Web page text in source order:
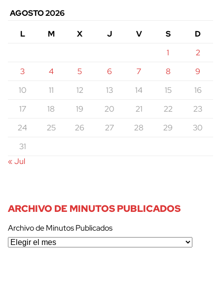
AGOSTO 2026
L
M X J V S
D
1
2
3
4 5 6 7 8
9
10
11 12 13 14 15
16
17
18 19 20 21 22
23
24
25 26 27 28 29
30
31
« Jul
ARCHIVO DE MINUTOS PUBLICADOS
Archivo de Minutos Publicados